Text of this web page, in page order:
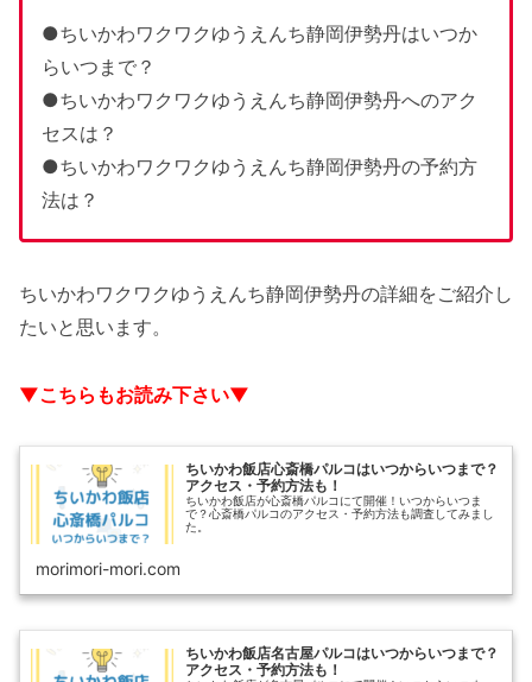
●ちいかわワクワクゆうえんち静岡伊勢丹はいつか
らいつまで？
●ちいかわワクワクゆうえんち静岡伊勢丹へのアク
セスは？
●ちいかわワクワクゆうえんち静岡伊勢丹の予約方
法は？
ちいかわワクワクゆうえんち静岡伊勢丹の詳細をご紹介し
たいと思います。
▼こちらもお読み下さい▼
ちいかわ飯店心斎橋パルコはいつからいつまで？
アクセス・予約方法も！
ちいかわ飯店が心斎橋パルコにて開催！いつからいつま
で？心斎橋パルコのアクセス・予約方法も調査してみまし
た。
morimori-mori.com
ちいかわ飯店名古屋パルコはいつからいつまで？
アクセス・予約方法も！